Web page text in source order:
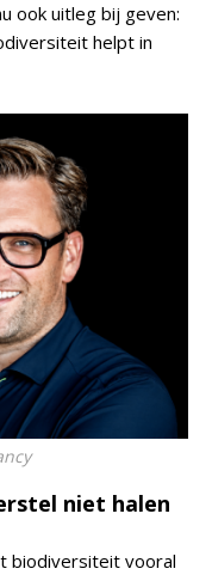
ook uitleg bij geven:
helpt in
niet halen
biodiversiteit vooral